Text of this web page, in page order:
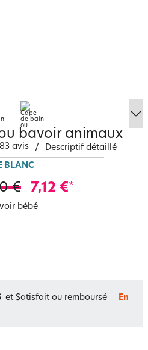
bavoir animaux
83 avis / Descriptif détaillé
BLANC
€ 7,12 €*
bébé
et Satisfait ou remboursé
En